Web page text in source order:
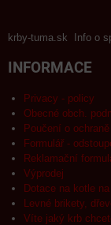
krby-tuma.sk Info o
INFORMACE
Privacy - policy
Obecné obch.
Poučení o
Formulář -
Reklamační
Výprodej
Dotace na kotle
Levné brikety,
Víte jaký krb